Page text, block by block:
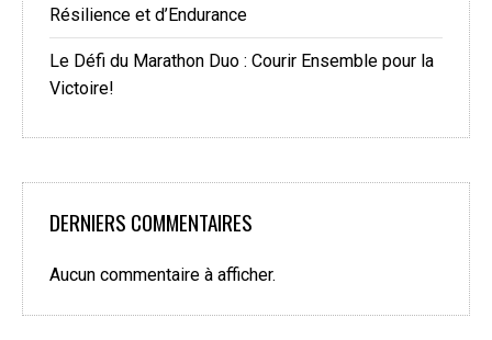
Résilience et d’Endurance
Le Défi du Marathon Duo : Courir Ensemble pour la
Victoire!
DERNIERS COMMENTAIRES
Aucun commentaire à afficher.